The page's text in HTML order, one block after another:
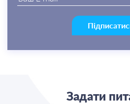
Задати